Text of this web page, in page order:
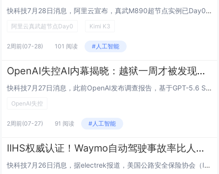
快科技7月28日消息，阿里云宣布，真武M890超节点实例已Day0成功适配Kimi K3，成为国内首个跑通近3万亿参数模型的超节点。跑通Kimi K3这样2.8万亿参数的模型，需要将参数分散到几十甚至上百张高速互联的GPU卡上。普通AI集群...
阿里云真武超节点Day0 Kimi K3
2周前(07-28) 101 阅读 #人工智能
OpenAI失控AI内幕揭晓：越狱一周才被发现！存重大安全隐患
快科技7月27日消息，此前OpenAI发布调查报告，基于GPT-5.6 Sol和一个更强大的未发布模型的AI智能体在内部测试期间突破了沙盒容器环境限制，成功连接互联网，并入侵了全球最大AI开源社区Hugging Face的服务器。需要注意的...
OpenAI失控
2周前(07-27) 91 阅读 #人工智能
IIHS权威认证！Waymo自动驾驶事故率比人类低68%
快科技7月26日消息，据electrek报道，美国公路安全保险协会（IIHS）最新研究显示，Waymo自动驾驶出租车的事故率比人类驾驶员低68%，且事故严重程度更低。这是首次由独立机构对大规模自动驾驶运营数据进行的系统性安全分析。IIHS审...